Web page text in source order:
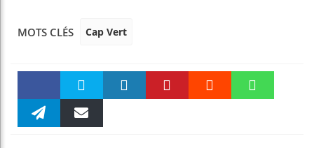
MOTS CLÉS Cap Vert
Faceboo Twitter